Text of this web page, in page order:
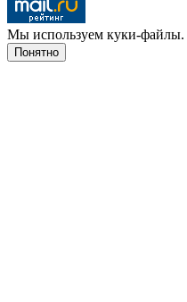
Мы используем куки-файлы.
Понятно